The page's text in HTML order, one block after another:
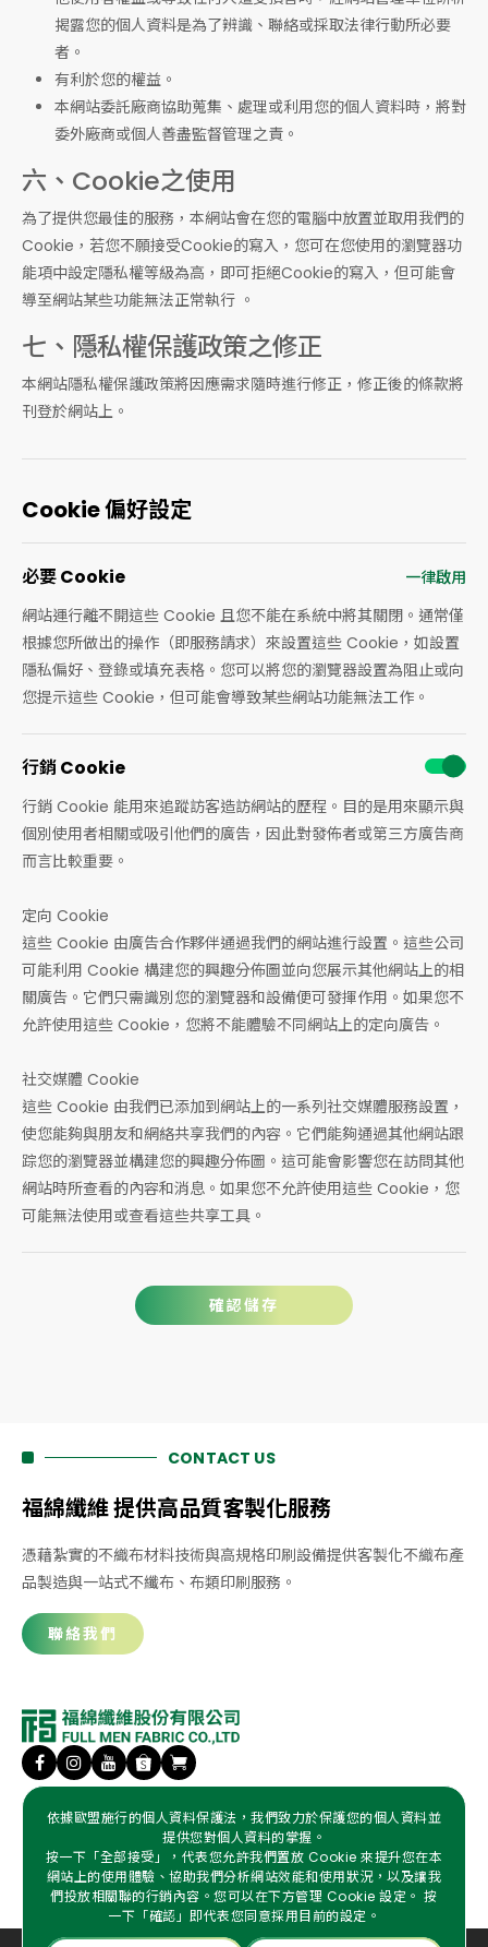
揭露您的個人資料是為了辨識、聯絡或採取法律行動所必要
者。
有利於您的權益。
本網站委託廠商協助蒐集、處理或利用您的個人資料時，將對
委外廠商或個人善盡監督管理之責。
六、Cookie之使用
為了提供您最佳的服務，本網站會在您的電腦中放置並取用我們的
Cookie，若您不願接受Cookie的寫入，您可在您使用的瀏覽器功
能項中設定隱私權等級為高，即可拒絕Cookie的寫入，但可能會
導至網站某些功能無法正常執行 。
七、隱私權保護政策之修正
本網站隱私權保護政策將因應需求隨時進行修正，修正後的條款將
刊登於網站上。
Cookie 偏好設定
必要 Cookie
一律啟用
網站運行離不開這些 Cookie 且您不能在系統中將其關閉。通常僅
根據您所做出的操作（即服務請求）來設置這些 Cookie，如設置
隱私偏好、登錄或填充表格。您可以將您的瀏覽器設置為阻止或向
您提示這些 Cookie，但可能會導致某些網站功能無法工作。
行銷 Cookie
行銷 Cookie 能用來追蹤訪客造訪網站的歷程。目的是用來顯示與
個別使用者相關或吸引他們的廣告，因此對發佈者或第三方廣告商
而言比較重要。
定向 Cookie
這些 Cookie 由廣告合作夥伴通過我們的網站進行設置。這些公司
可能利用 Cookie 構建您的興趣分佈圖並向您展示其他網站上的相
關廣告。它們只需識別您的瀏覽器和設備便可發揮作用。如果您不
允許使用這些 Cookie，您將不能體驗不同網站上的定向廣告。
社交媒體 Cookie
這些 Cookie 由我們已添加到網站上的一系列社交媒體服務設置，
使您能夠與朋友和網絡共享我們的內容。它們能夠通過其他網站跟
踪您的瀏覽器並構建您的興趣分佈圖。這可能會影響您在訪問其他
網站時所查看的內容和消息。如果您不允許使用這些 Cookie，您
可能無法使用或查看這些共享工具。
確認儲存
CONTACT US
福綿纖維 提供高品質客製化服務
憑藉紮實的不織布材料技術與高規格印刷設備提供客製化不織布產
品製造與一站式不纖布、布類印刷服務。
聯絡我們
傳真06-5933155
06-5932008、06-5931346
信箱amy.chang@fullmen.com.tw
地址745 台南市安定區中榮里許中營24之4號
依據歐盟施行的個人資料保護法，我們致力於保護您的個人資料並
提供您對個人資料的掌握。
按一下「全部接受」，代表您允許我們置放 Cookie 來提升您在本
網站上的使用體驗、協助我們分析網站效能和使用狀況，以及讓我
們投放相關聯的行銷內容。您可以在下方管理 Cookie 設定。 按
一下「確認」即代表您同意採用目前的設定。